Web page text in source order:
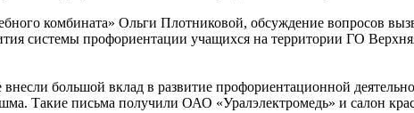
комбината» Ольги Плотниковой, обсуждение вопросов
системы профориентации учащихся на территории ГО
большой вклад в развитие профориентационной
Такие письма получили ОАО «Уралэлектромедь» и салон